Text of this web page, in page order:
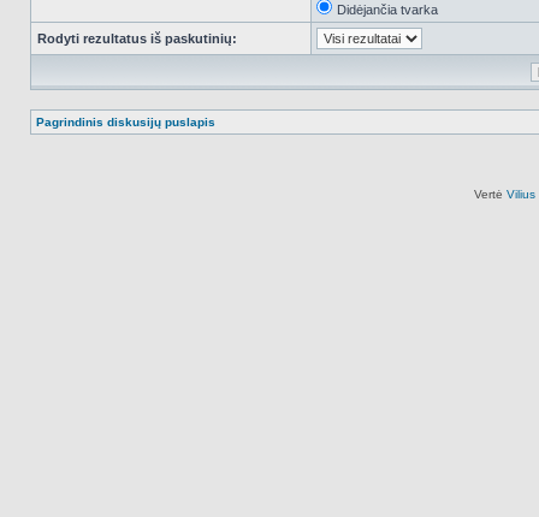
Didėjančia tvarka
Rodyti rezultatus iš paskutinių:
Pagrindinis diskusijų puslapis
Vertė Vilius